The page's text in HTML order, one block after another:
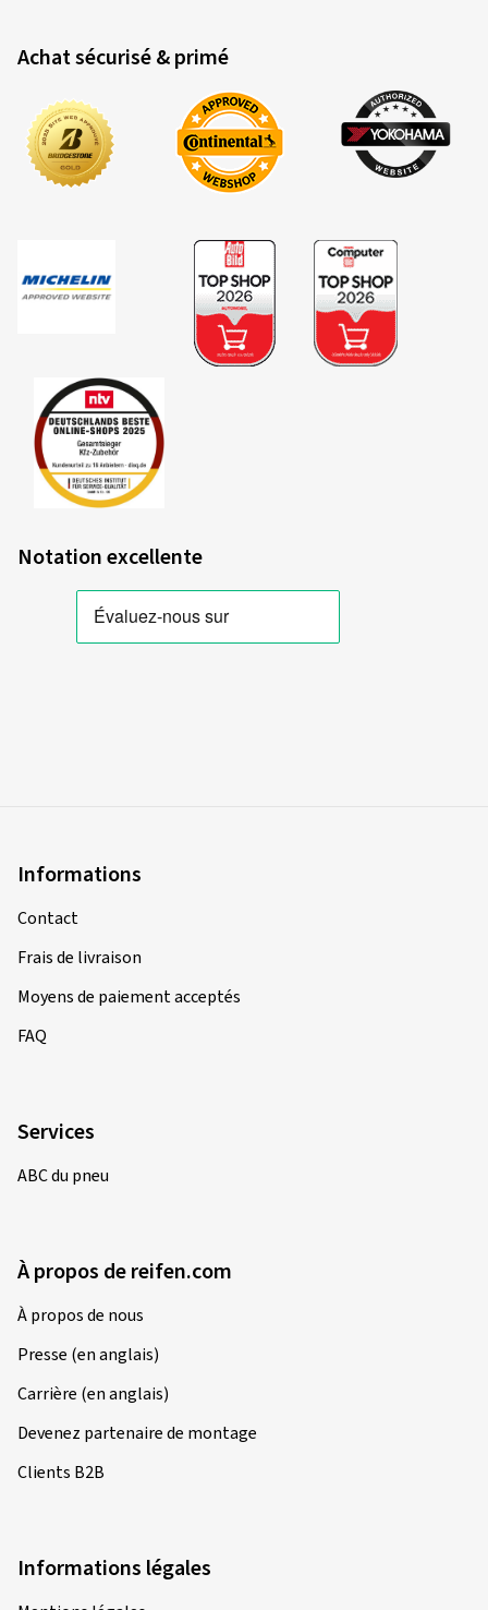
Achat sécurisé & primé
Notation excellente
Informations
Contact
Frais de livraison
Moyens de paiement acceptés
FAQ
Services
ABC du pneu
À propos de reifen.com
À propos de nous
Presse (en anglais)
Carrière (en anglais)
Devenez partenaire de montage
Clients B2B
Informations légales